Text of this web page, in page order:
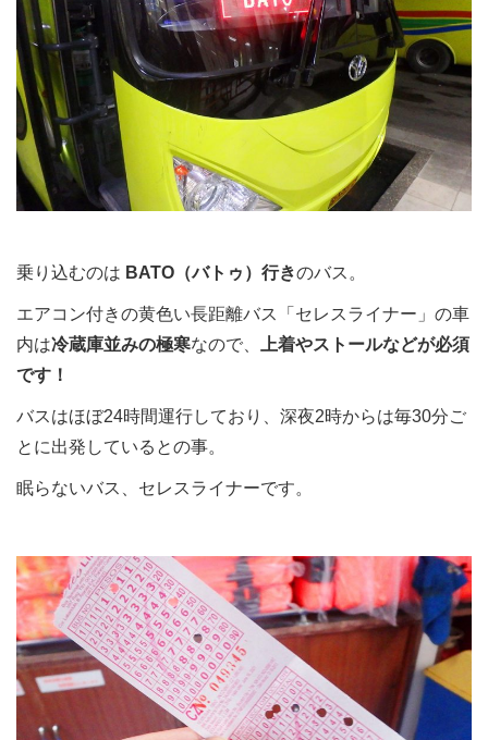
乗り込むのは BATO（バトゥ）行きのバス。
エアコン付きの黄色い長距離バス「セレスライナー」の車
内は冷蔵庫並みの極寒なので、
上着やストールなどが必須
です！
バスはほぼ24時間運行しており、深夜2時からは毎30分ご
とに出発しているとの事。
眠らないバス、セレスライナーです。